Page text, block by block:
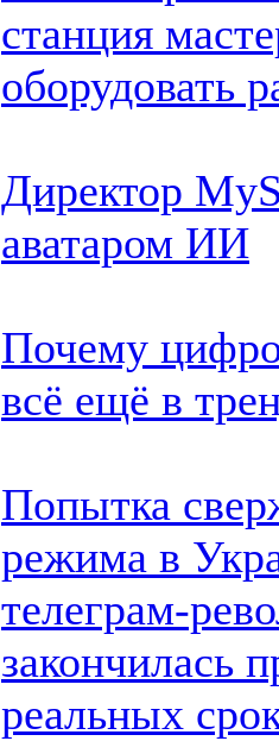
станция
оборудовать
Директор
аватаром ИИ
Почему
всё ещё в
Попытка
режима в
телеграм-
закончилась
реальных